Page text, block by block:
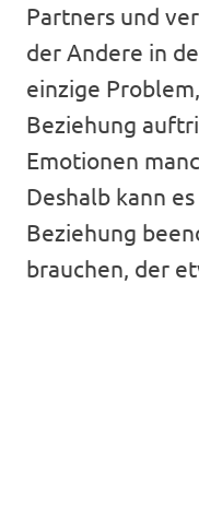
Partners und
der Andere in
einzige
Beziehung
Emotionen
Deshalb kann
Beziehung
brauchen, der